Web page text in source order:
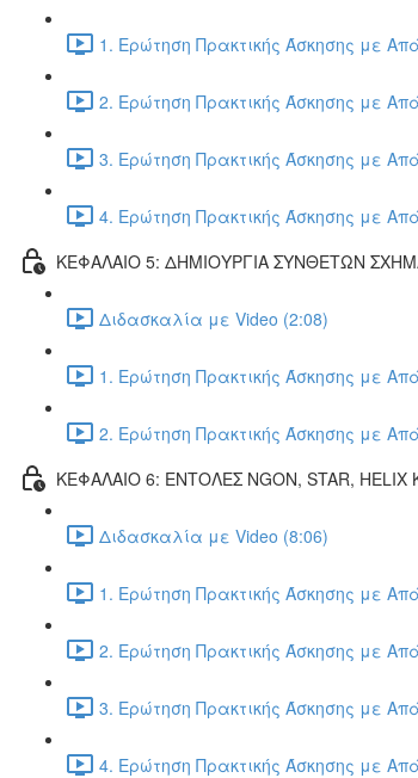
1. Ερώτηση Πρακτικής Άσκησης με
2. Ερώτηση Πρακτικής Άσκησης με
3. Ερώτηση Πρακτικής Άσκησης με
4. Ερώτηση Πρακτικής Άσκησης με
ΚΕΦΑΛΑΙΟ 5: ΔΗΜΙΟΥΡΓΙΑ ΣΥΝΘΕΤΩΝ
Διδασκαλία με Video (2:08)
1. Ερώτηση Πρακτικής Άσκησης με
2. Ερώτηση Πρακτικής Άσκησης με
ΚΕΦΑΛΑΙΟ 6: ΕΝΤΟΛΕΣ NGON, STAR, HELIX
Διδασκαλία με Video (8:06)
1. Ερώτηση Πρακτικής Άσκησης με
2. Ερώτηση Πρακτικής Άσκησης με
3. Ερώτηση Πρακτικής Άσκησης με
4. Ερώτηση Πρακτικής Άσκησης με